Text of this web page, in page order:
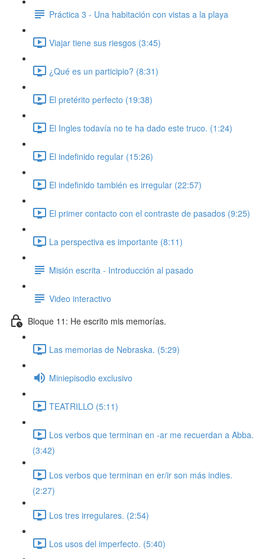
Práctica 3 - Una habitación con vistas a la playa
Viajar tiene sus riesgos (3:45)
¿Qué es un participio? (8:31)
El pretérito perfecto (19:38)
El Ingles todavía no te ha dado este truco. (1:24)
El indefinido regular (15:26)
El indefinido también es irregular (22:57)
El primer contacto con el contraste de pasados (9:25)
La perspectiva es importante (8:11)
Misión escrita - Introducción al pasado
Video interactivo
Bloque 11: He escrito mis memorías.
Las memorias de Nebraska. (5:29)
Miniepisodio exclusivo
TEATRILLO (5:11)
Los verbos que terminan en -ar me recuerdan a Abba.
(3:42)
Los verbos que terminan en er/ir son más indies.
(2:27)
Los tres irregulares. (2:54)
Los usos del imperfecto. (5:40)